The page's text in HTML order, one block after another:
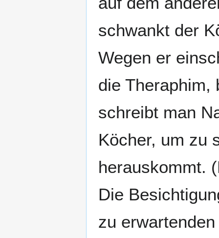
schwankt der
Wegen er
die Theraphim,
schreibt man
Köcher, um zu
herauskommt.
Die
zu